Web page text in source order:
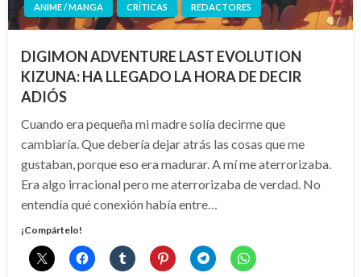
ANIME / MANGA CRÍTICAS REDACTORES
DIGIMON ADVENTURE LAST EVOLUTION
KIZUNA: HA LLEGADO LA HORA DE DECIR
ADIÓS
Cuando era pequeña mi madre solía decirme que
cambiaría. Que debería dejar atrás las cosas que me
gustaban, porque eso era madurar. A mí me aterrorizaba.
Era algo irracional pero me aterrorizaba de verdad. No
entendía qué conexión había entre…
¡Compártelo!